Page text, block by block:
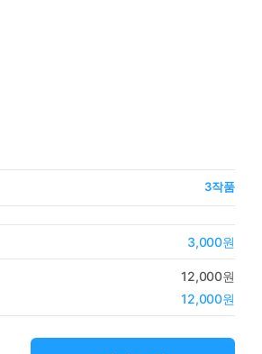
3작품
3,000원
12,000원
12,000원